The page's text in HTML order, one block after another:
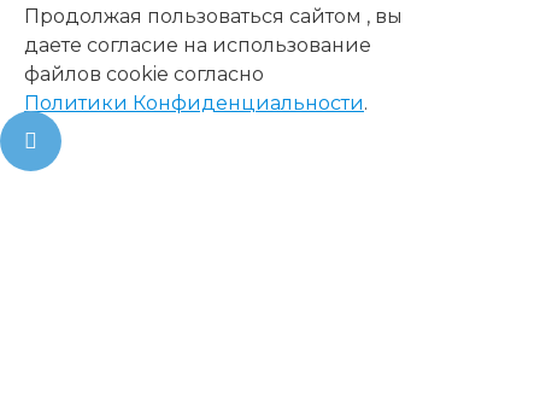
Продолжая пользоваться сайтом , вы
даете согласие на использование
файлов cookie согласно
Политики Конфиденциальности.